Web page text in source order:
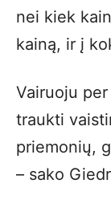
nei kiek
kainą, ir į
Vairuoju
traukti
priemonių,
– sako